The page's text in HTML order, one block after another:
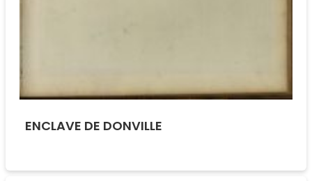
ENCLAVE DE DONVILLE